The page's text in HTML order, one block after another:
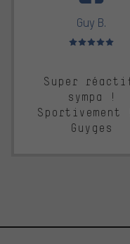
Guy B.
Note moyenne : 5
Super
sympa !
Sportivement
Guyges